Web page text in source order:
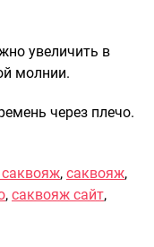
хозяйственные
на колёсах
увеличить в
молнии.
через плечо.
, саквояж,
, саквояж сайт,